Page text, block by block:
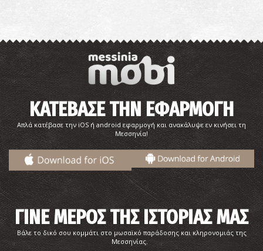
ΚΑΤΕΒΑΣΕ ΤΗΝ ΕΦΑΡΜΟΓΗ
Απλά κατέβασε την iOS ή android εφαρμογή και ανακάλυψε εν κινήσει τη
Μεσσηνία!
ΓΙΝΕ ΜΕΡΟΣ ΤΗΣ ΙΣΤΟΡΙΑΣ ΜΑΣ
Βάλε το δικό σου κομμάτι στο μωσαϊκό παράδοσης και κληρονομιάς της
Μεσσηνίας.